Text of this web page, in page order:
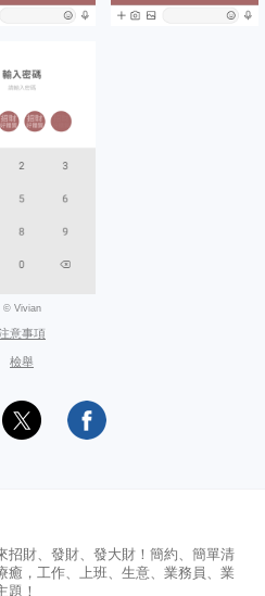
© Vivian
意事項
檢舉
招財、發財、發大財！簡約、簡單清
癒，工作、上班、生意、業務員、業
題！